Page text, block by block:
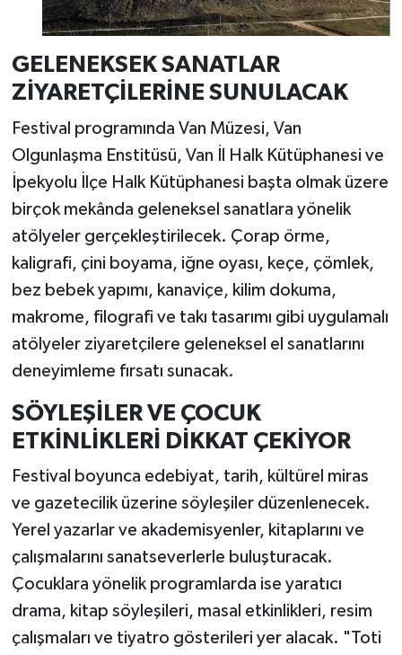
GELENEKSEK SANATLAR
ZİYARETÇİLERİNE SUNULACAK
Festival programında Van Müzesi, Van
Olgunlaşma Enstitüsü, Van İl Halk Kütüphanesi ve
İpekyolu İlçe Halk Kütüphanesi başta olmak üzere
birçok mekânda geleneksel sanatlara yönelik
atölyeler gerçekleştirilecek. Çorap örme,
kaligrafi, çini boyama, iğne oyası, keçe, çömlek,
bez bebek yapımı, kanaviçe, kilim dokuma,
makrome, filografi ve takı tasarımı gibi uygulamalı
atölyeler ziyaretçilere geleneksel el sanatlarını
deneyimleme fırsatı sunacak.
SÖYLEŞİLER VE ÇOCUK
ETKİNLİKLERİ DİKKAT ÇEKİYOR
Festival boyunca edebiyat, tarih, kültürel miras
ve gazetecilik üzerine söyleşiler düzenlenecek.
Yerel yazarlar ve akademisyenler, kitaplarını ve
çalışmalarını sanatseverlerle buluşturacak.
Çocuklara yönelik programlarda ise yaratıcı
drama, kitap söyleşileri, masal etkinlikleri, resim
çalışmaları ve tiyatro gösterileri yer alacak. "Toti